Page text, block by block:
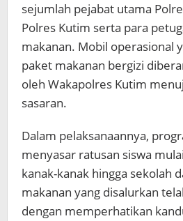
sejumlah pejabat utama
Polres Kutim serta para
makanan. Mobil operasional
paket makanan bergizi
oleh Wakapolres Kutim
sasaran.
Dalam pelaksanaannya,
menyasar ratusan siswa
kanak-kanak hingga sekolah
makanan yang disalurkan
dengan memperhatikan